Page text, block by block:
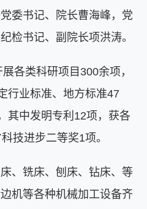
委书记、院长曹海峰，党
检书记、副院长项洪涛。
各类科研项目300余项，
行业标准、地方标准47
其中发明专利12项，获各
技进步二等奖1项。
、铣床、刨床、钻床、等
机等各种机械加工设备齐